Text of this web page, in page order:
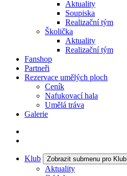
Aktuality
Soupiska
Realizační tým
Školička
Aktuality
Realizační tým
Fanshop
Partneři
Rezervace umělých ploch
Ceník
Nafukovací hala
Umělá tráva
Galerie
Klub Zobrazit submenu pro Klub
Aktuality